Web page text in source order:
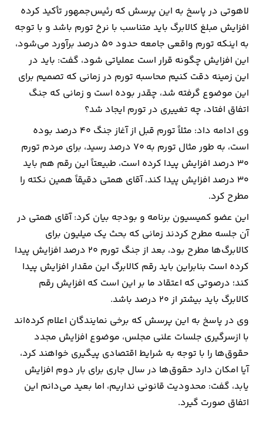
لاهوتی در پاسخ به این پرسش که رئیس‌جمهور تأکید کرده
افزایش مبلغ کالابرگ باید متناسب با نرخ تورم باشد و با توجه
به اینکه تورم واقعی جامعه حدود ۵۰ درصد برآورد می‌شود،
این افزایش چگونه قرار است عملیاتی شود، گفت: باید در
این زمینه دقت کنیم محاسبه تورم در زمانی که تصمیم برای
این موضوع گرفته شد، چقدر بوده است و زمانی که جنگ
اتفاق افتاد، چه تغییری در تورم ایجاد شد؟
وی ادامه داد: مثلاً تورم قبل از آغاز جنگ ۴۰ درصد بوده
است، به طور مثال تورم به ۷۰ درصد رسید، برای مردم تورم
۳۰ درصد افزایش پیدا کرده است، طبیعتاً این رقم هم باید
۳۰ درصد افزایش پیدا کند، آقای همتی دقیقاً همین نکته را
مطرح کرد.
این عضو کمیسیون برنامه و بودجه بیان کرد: آقای همتی در
آن جلسه مطرح کردند زمانی که بحث یک میلیون برای
کالابرگ‌ها مطرح بود، بعد از جنگ تورم ۲۰ درصد افزایش پیدا
کرده است بنابراین باید رقم‌ کالابرگ این مقدار افزایش پیدا
کند؛ درصوتی که اعتقاد ما بر این است که افزایش رقم
کالابرگ باید بیشتر از ۲۰ درصد باشد.
وی در پاسخ به این پرسش که برخی نمایندگان اعلام کرده‌اند
با ازسرگیری جلسات علنی مجلس، موضوع افزایش مجدد
حقوق‌ها را با توجه به شرایط اقتصادی پیگیری خواهند کرد،
آیا امکان دارد حقوق‌ها در سال جاری برای بار دوم افزایش
یابد، گفت: محدودیت قانونی نداریم، اما بعید می‌دانم این
اتفاق صورت گیرد.